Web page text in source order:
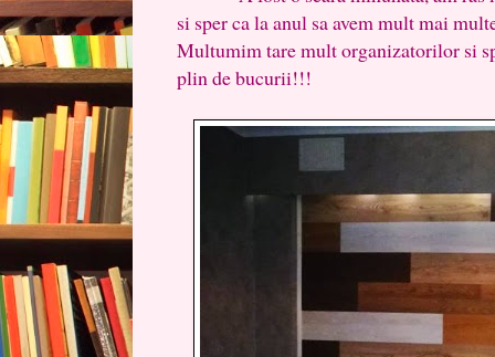
si sper ca la anul sa avem mult mai
Multumim tare mult organizatorilor si
plin de bucurii!!!